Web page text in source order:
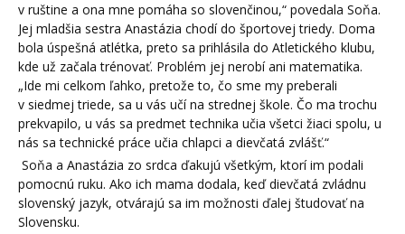
v ruštine a ona mne pomáha so slovenčinou,“ povedala Soňa.
Jej mladšia sestra Anastázia chodí do športovej triedy. Doma
bola úspešná atlétka, preto sa prihlásila do Atletického klubu,
kde už začala trénovať. Problém jej nerobí ani matematika.
„Ide mi celkom ľahko, pretože to, čo sme my preberali
v siedmej triede, sa u vás učí na strednej škole. Čo ma trochu
prekvapilo, u vás sa predmet technika učia všetci žiaci spolu, u
nás sa technické práce učia chlapci a dievčatá zvlášť.“
Soňa a Anastázia zo srdca ďakujú všetkým, ktorí im podali
pomocnú ruku. Ako ich mama dodala, keď dievčatá zvládnu
slovenský jazyk, otvárajú sa im možnosti ďalej študovať na
Slovensku.